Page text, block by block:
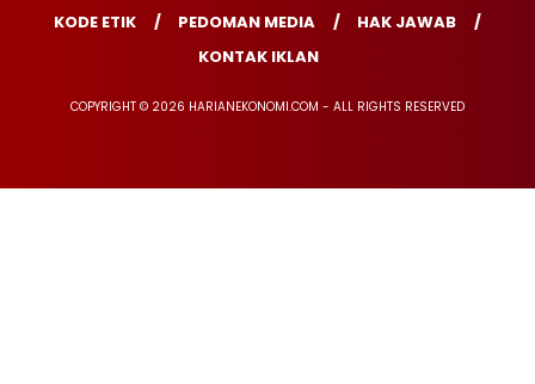
KODE ETIK
PEDOMAN MEDIA
HAK JAWAB
KONTAK IKLAN
COPYRIGHT © 2026 HARIANEKONOMI.COM - ALL RIGHTS RESERVED